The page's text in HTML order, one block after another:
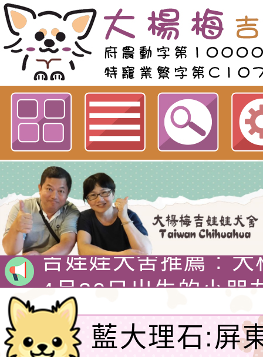
歡迎參觀：屏東市施小姐預訂網站
吉娃娃專賣店 : 大楊
犬舍 。
吉娃娃犬舍推薦 : 大
娃犬舍
4月30日出生的小朋
吉娃娃有堅韌的意志
警惕，動作迅速，以
1890年，墨西哥總
藍大理石:屏